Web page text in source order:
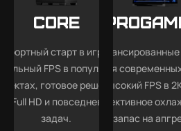
Core
старт в играх —
FPS в популярных
готовое решение
Full HD и повседневных
задач.
Сбалансированные
для
высокий FPS в
эффективное
запас на